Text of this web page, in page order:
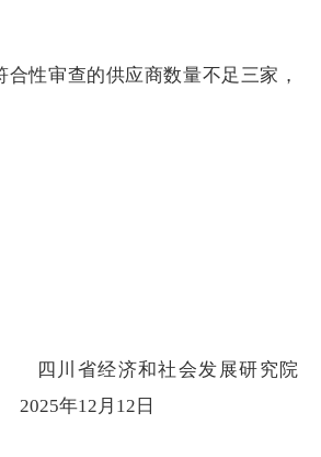
合性审查的供应商数量不足三家，
四川省经济和社会发展研究院
2025年12月12日